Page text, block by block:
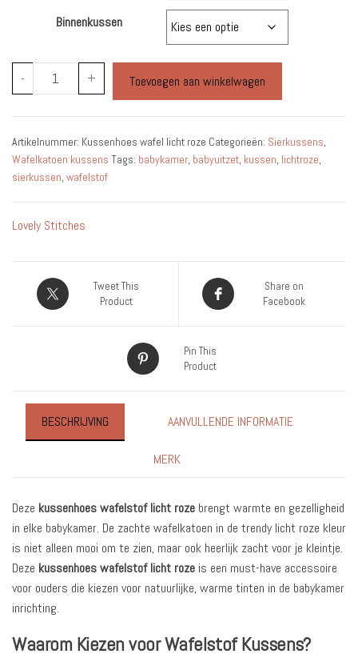
€20.90
Binnenkussen
-
Kussenhoes
Wafelstof
-
Babykamer
+ Toevoegen aan winkelwagen
Artikelnummer: Kussenhoes wafel licht roze Categorieën: Sierkussens
Wafelkatoen kussens Tags: babykamer babyuitzet kussen lichtroze
sierkussen wafelstof
Lovely Stitches
Tweet This
Product
Share on
Facebook
Pin This
Product
BESCHRIJVING AANVULLENDE INFORMATIE
MERK
Deze kussenhoes wafelstof licht roze brengt warmte en gezelligheid
in elke babykamer. De zachte wafelkatoen in de trendy licht roze kleur
is niet alleen mooi om te zien, maar ook heerlijk zacht voor je kleintje.
Deze kussenhoes wafelstof licht roze is een must-have accessoire
voor ouders die kiezen voor natuurlijke, warme tinten in de babykamer
inrichting.
Waarom Kiezen voor Wafelstof Kussens?